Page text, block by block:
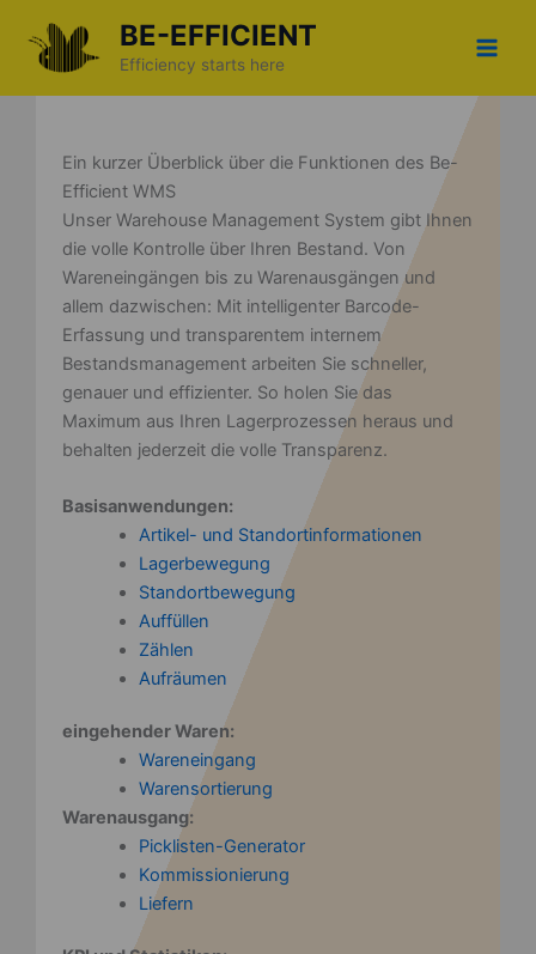
Inhalt
springen
BE-EFFICIENT
Efficiency starts here
Ein kurzer Überblick über die Funktionen des Be-
Efficient WMS
Unser Warehouse Management System gibt Ihnen
die volle Kontrolle über Ihren Bestand. Von
Wareneingängen bis zu Warenausgängen und
allem dazwischen: Mit intelligenter Barcode-
Erfassung und transparentem internem
Bestandsmanagement arbeiten Sie schneller,
genauer und effizienter. So holen Sie das
Maximum aus Ihren Lagerprozessen heraus und
behalten jederzeit die volle Transparenz.
Basisanwendungen:
Artikel- und Standortinformationen
Lagerbewegung
Standortbewegung
Auffüllen
Zählen
Aufräumen
eingehender Waren:
Wareneingang
Warensortierung
Warenausgang:
Picklisten-Generator
Kommissionierung
Liefern